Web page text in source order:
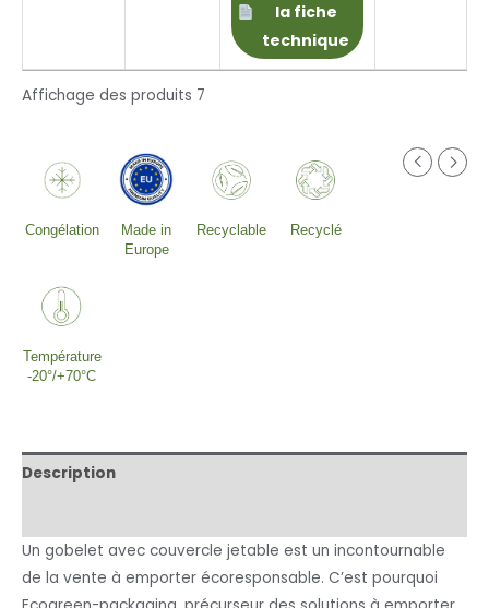
la fiche
technique
Affichage des produits 7
Congélation
Made in
Europe
Recyclable Recyclé
Température
-20°/+70°C
Description
Un gobelet avec couvercle jetable est un incontournable
de la vente à emporter écoresponsable. C’est pourquoi